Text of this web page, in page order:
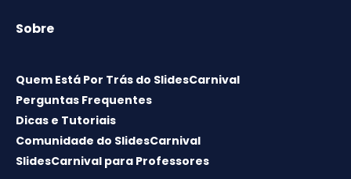
Sobre
Quem Está Por Trás do SlidesCarnival
Perguntas Frequentes
Dicas e Tutoriais
Comunidade do SlidesCarnival
SlidesCarnival para Professores